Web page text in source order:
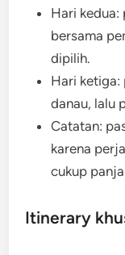
Hari kedua:
bersama
dipilih.
Hari ketiga:
danau, lalu
Catatan:
karena
cukup
Itinerary